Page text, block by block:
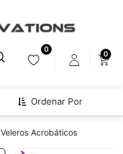
0
0
Ordenar Por
Veleros Acrobáticos